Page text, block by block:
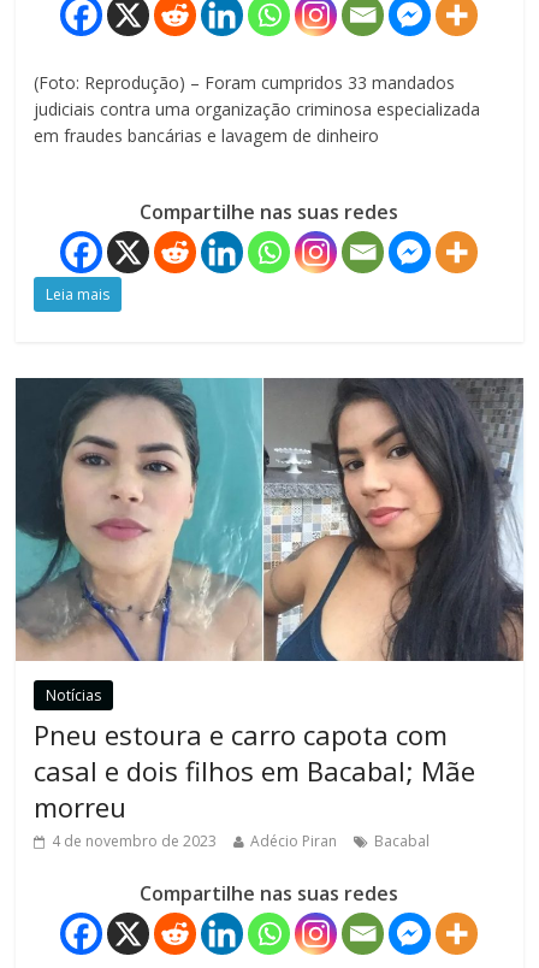
(Foto: Reprodução) – Foram cumpridos 33 mandados
judiciais contra uma organização criminosa especializada
em fraudes bancárias e lavagem de dinheiro
Compartilhe nas suas redes
Leia mais
Notícias
Pneu estoura e carro capota com
casal e dois filhos em Bacabal; Mãe
morreu
4 de novembro de 2023 Adécio Piran Bacabal
Compartilhe nas suas redes